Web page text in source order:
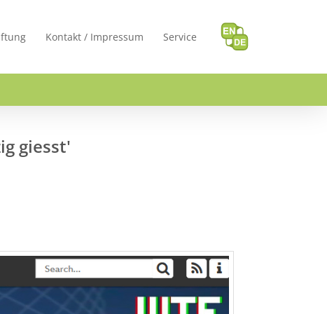
Kontakt / Impressum Service
giesst'